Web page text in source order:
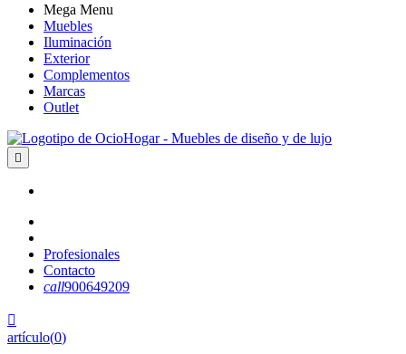
Mega Menu
Muebles
Iluminación
Exterior
Complementos
Marcas
Outlet

Profesionales
Contacto
call900649209

artículo(0)